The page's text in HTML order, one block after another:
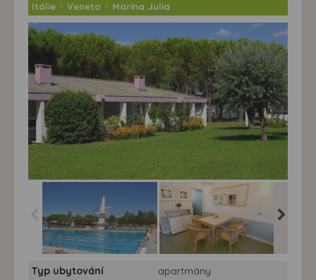
Itálie > Veneto > Marina Julia
doprava - bazén
doprava - interiér
Typ ubytování apartmány